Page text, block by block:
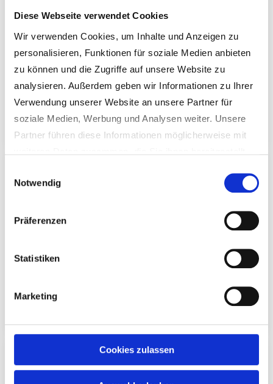
Diese Webseite verwendet Cookies
Wir verwenden Cookies, um Inhalte und Anzeigen zu
personalisieren, Funktionen für soziale Medien anbieten
zu können und die Zugriffe auf unsere Website zu
analysieren. Außerdem geben wir Informationen zu Ihrer
Verwendung unserer Website an unsere Partner für
soziale Medien, Werbung und Analysen weiter. Unsere
Partner führen diese Informationen möglicherweise mit
gesammelt haben.
Datenschutzhinweisen
Notwendig
Präferenzen
Statistiken
Marketing
Cookies zulassen
Bekanntmachung
Künftig werden alle Bekanntmachungen auf der
Website der Gemeinde Schmidgaden unter
dem Menüpunkt Gemeinde & Bürgerservice
veröffentlicht.
Standesamt: Terminvereinbarung
Eheschließung, Kirchenaustritt,
Namenserklärungen usw. wird bis auf weiteres
Standesamt gebeten.
Wahlergebnisse Kommunalwahl